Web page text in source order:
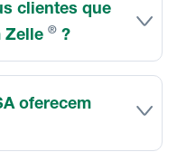
clientes que
Zelle ® ?
oferecem